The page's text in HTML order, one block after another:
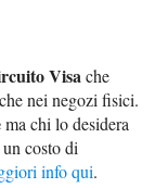
Visa che
nei negozi fisici.
ma chi lo desidera
costo di
info qui.